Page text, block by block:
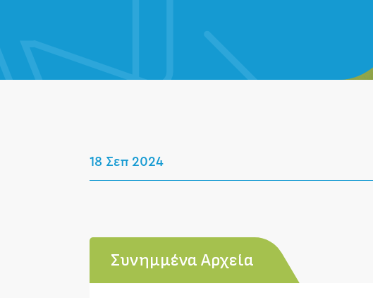
18 Σεπ 2024
Συνημμένα Αρχεία